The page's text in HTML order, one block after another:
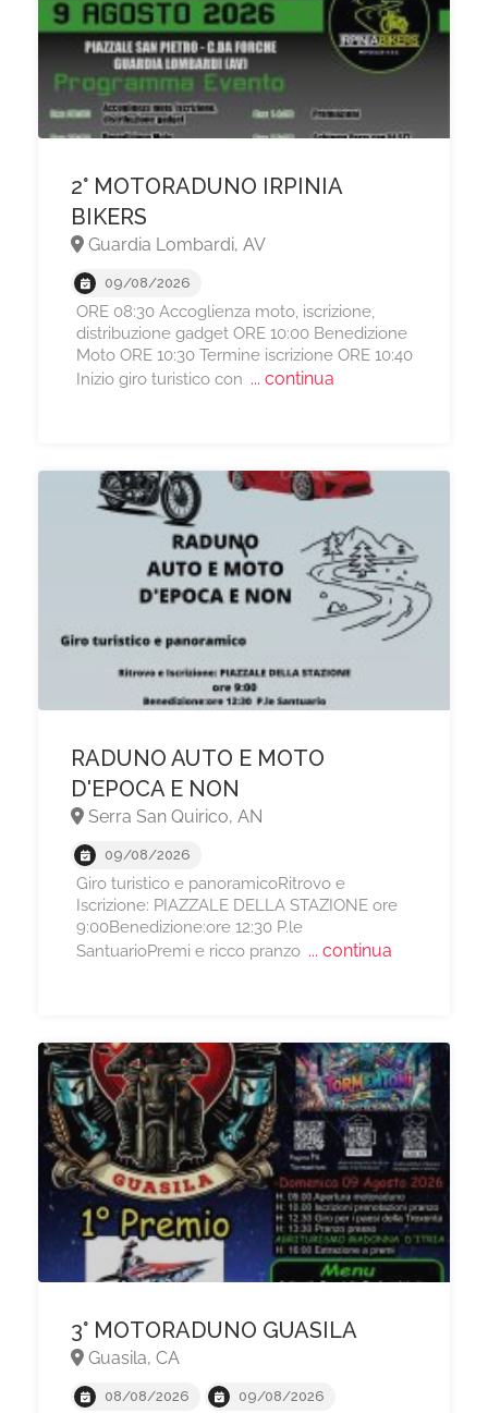
2° MOTORADUNO IRPINIA
BIKERS
Guardia Lombardi, AV
09/08/2026
ORE 08:30 Accoglienza moto, iscrizione,
distribuzione gadget ORE 10:00 Benedizione
Moto ORE 10:30 Termine iscrizione ORE 10:40
Inizio giro turistico con ... continua
RADUNO AUTO E MOTO
D'EPOCA E NON
Serra San Quirico, AN
09/08/2026
Giro turistico e panoramicoRitrovo e
Iscrizione: PIAZZALE DELLA STAZIONE ore
9:00Benedizione:ore 12:30 P.le
SantuarioPremi e ricco pranzo... continua
3° MOTORADUNO GUASILA
Guasila, CA
08/08/2026 09/08/2026